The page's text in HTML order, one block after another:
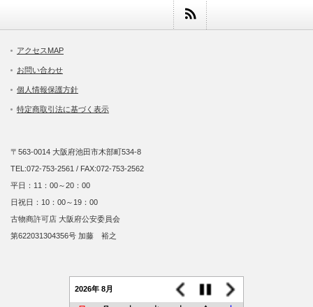
アクセスMAP
お問い合わせ
個人情報保護方針
特定商取引法に基づく表示
〒563-0014 大阪府池田市木部町534-8
TEL:072-753-2561 / FAX:072-753-2562
平日：11：00～20：00
日祝日：10：00～19：00
古物商許可店 大阪府公安委員会
第622031304356号 加藤 裕之
2026年 8月